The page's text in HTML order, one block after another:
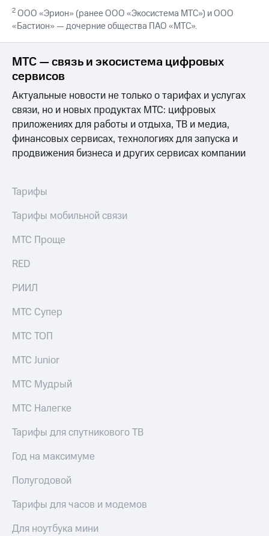
акций
Дивиденды
Описание
Еврооблигации-2023
Уведомление
о
именных
облигаций
Другое
развитие
деловая этика
На главную
2ООО «Эрион» (ранее ООО «Экосистема МТС») и ООО
«Бастион» — дочерние общества ПАО «МТС».
МТС — связь и экосистема цифровых
сервисов
Актуальные новости не только о тарифах и услугах
связи, но и новых продуктах МТС: цифровых
приложениях для работы и отдыха, ТВ и медиа,
финансовых сервисах, технологиях для запуска и
продвижения бизнеса и других сервисах компании
Тарифы
Тарифы мобильной связи
МТС Проще
RED
РИИЛ
МТС Супер
МТС ТОП
МТС Junior
МТС Мудрый
МТС Налегке
Тарифы для спутникового ТВ
Год на максимуме
Полугодовой
Тарифы для часов и модемов
Для ноутбука мини